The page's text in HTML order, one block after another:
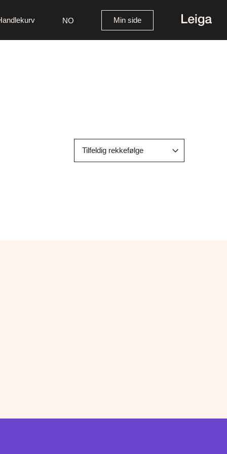
NO Min side